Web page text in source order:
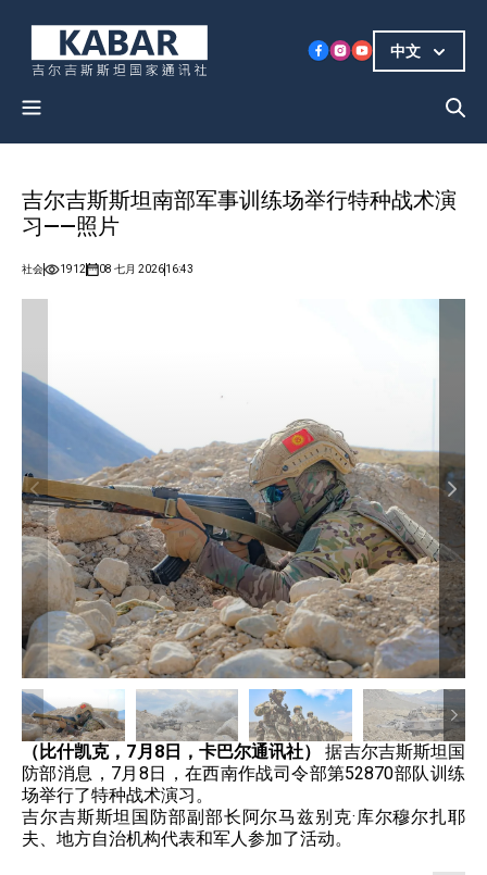
中文
吉尔吉斯斯坦南部军事训练场举行特种战术演
习——照片
社会 1912 08 七月 202616:43
（比什凯克，7月8日，卡巴尔通讯社）
据吉尔吉斯斯坦国
防部消息，7月8日，在西南作战司令部第52870部队训练
场举行了特种战术演习。
吉尔吉斯斯坦国防部副部长阿尔马兹别克·库尔穆尔扎耶
夫、地方自治机构代表和军人参加了活动。